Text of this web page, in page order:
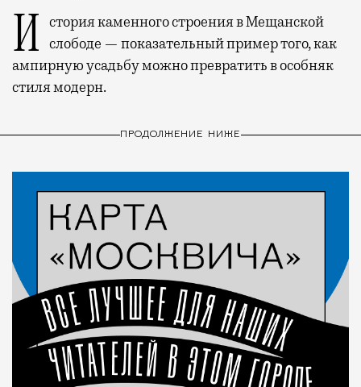
История каменного строения в Мещанской слободе — показательный пример того, как
ампирную усадьбу можно превратить в особняк
стиля модерн.
ПРОДОЛЖЕНИЕ НИЖЕ